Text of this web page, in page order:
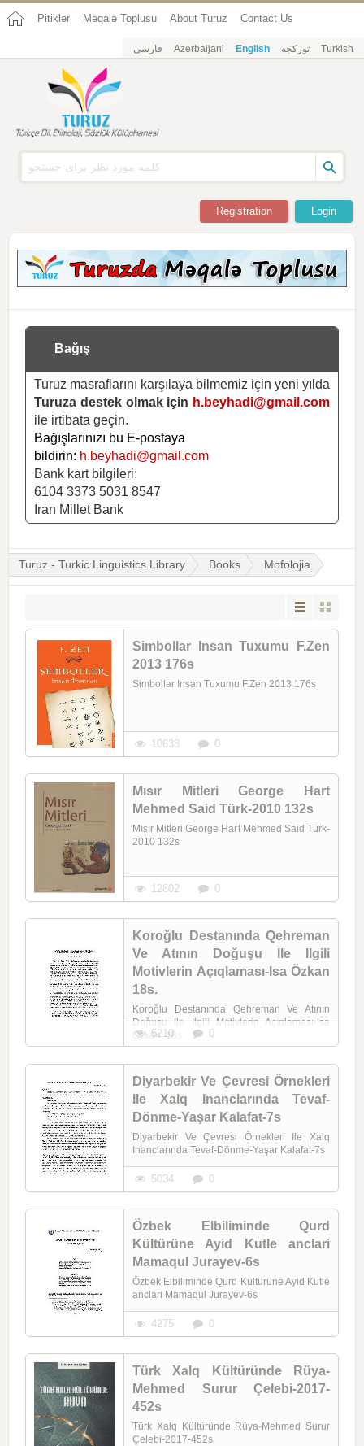
Pitiklər Məqalə Toplusu About Turuz Contact Us
فارسی Azerbaijani English تورکجه Turkish
Login
Registration
Bağış
Turuz masraflarını karşılaya bilmemiz için yeni yılda
Turuza destek olmak için h.beyhadi@gmail.com
ile irtibata geçin.
Bağışlarınızı bu E-postaya
bildirin: h.beyhadi@gmail.com
Bank kart bilgileri:
6104 3373 5031 8547
Iran Millet Bank
Turuz - Turkic Linguistics Library Books Mofolojia
Simbollar Insan Tuxumu F.Zen
2013 176s
Simbollar Insan Tuxumu F.Zen 2013 176s
10638 0
Mısır Mitleri George Hart
Mehmed Said Türk-2010 132s
Mısır Mitleri George Hart Mehmed Said Türk-
2010 132s
12802 0
Koroğlu Destanında Qehreman
Ve Atının Doğuşu Ile Ilgili
Motivlerin Açıqlaması-Isa Özkan
18s.
Koroğlu Destanında Qehreman Ve Atının
Doğuşu Ile Ilgili Motivlerin Açıqlaması-Isa
Özkan 18s.
5210 0
Diyarbekir Ve Çevresi Örnekleri
Ile Xalq Inanclarında Tevaf-
Dönme-Yaşar Kalafat-7s
Diyarbekir Ve Çevresi Örnekleri Ile Xalq
Inanclarında Tevaf-Dönme-Yaşar Kalafat-7s
5034 0
Özbek Elbiliminde Qurd
Kültürüne Ayid Kutle anclari
Mamaqul Jurayev-6s
Özbek Elbiliminde Qurd Kültürüne Ayid Kutle
anclari Mamaqul Jurayev-6s
4275 0
Türk Xalq Kültüründe Rüya-
Mehmed Surur Çelebi-2017-
452s
Türk Xalq Kültüründe Rüya-Mehmed Surur
Çelebi-2017-452s